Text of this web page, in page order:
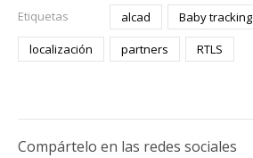
Etiquetas alcad Baby tracking
localización
partners RTLS
Compártelo en las redes sociales